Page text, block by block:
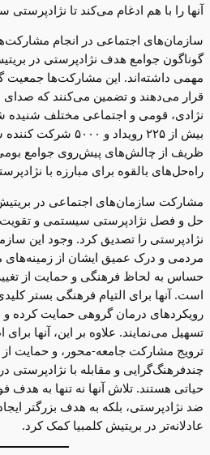
آنها را با هم ادغام می‌کند تا نژادپرستی
سازمان‌های اجتماعی در انجام
گوناگون جوامع هدف نژادپرستی در
مهمی داشته‌اند. این مشارکت‌ها
قرار می‌دهند و تضمین می‌کنند که صدای
نژادی، قومی و اجتماعی مختلف شنیده
بیش از ۲۲۵ رویداد و
ظریف از چالش‌های پیش‌روی جوامع
راه‌حل‌های بالقوه برای مبارزه با
مشارکت سازمان‌های اجتماعی در
حل و فصل نژادپرستی سیستمی و تقویت
نژادپرستی را تصدیق کرد. وجود این
مردمی و درک عمیق ایشان از زمینه‌های
حساس به لحاظ فرهنگی و حمایت از
است. آنها برای التیام فرهنگی بستر
رویکردهای درمان گروهی حمایت کرده و
تسهیل می‌نمایند. علاوه بر این، آنها
ترویج مشارکت جامعه-محور، و حمایت از
چندفرهنگ‌گرایی و مقابله با
حیاتی هستند. تلاش‌ آنها نه تنها به
ضد نژادپرستی، بلکه به هدف بزرگتر
عادلانه‌تر در بریتیش کلمبیا کمک کرد.